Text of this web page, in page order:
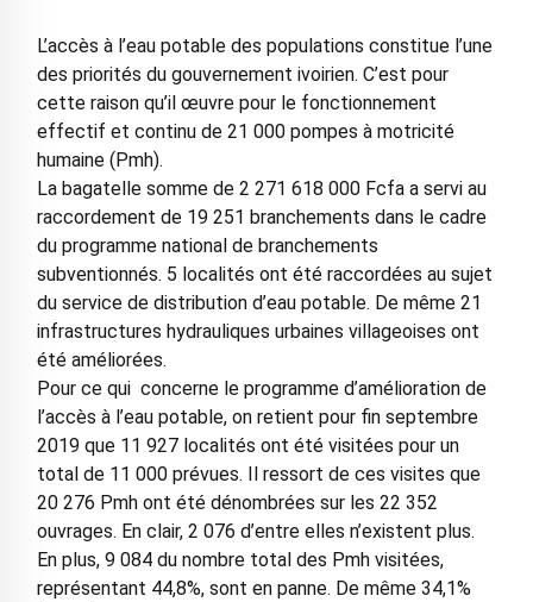
L’accès à l’eau potable des populations constitue l’une
des priorités du gouvernement ivoirien. C’est pour
cette raison qu’il œuvre pour le fonctionnement
effectif et continu de 21 000 pompes à motricité
humaine (Pmh).
La bagatelle somme de 2 271 618 000 Fcfa a servi au
raccordement de 19 251 branchements dans le cadre
du programme national de branchements
subventionnés. 5 localités ont été raccordées au sujet
du service de distribution d’eau potable. De même 21
infrastructures hydrauliques urbaines villageoises ont
été améliorées.
Pour ce qui concerne le programme d’amélioration de
l’accès à l’eau potable, on retient pour fin septembre
2019 que 11 927 localités ont été visitées pour un
total de 11 000 prévues. Il ressort de ces visites que
20 276 Pmh ont été dénombrées sur les 22 352
ouvrages. En clair, 2 076 d’entre elles n’existent plus.
En plus, 9 084 du nombre total des Pmh visitées,
représentant 44,8%, sont en panne. De même 34,1%